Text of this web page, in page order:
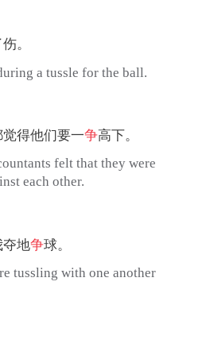
。
a tussle for the ball.
得他们要一争高下。
felt that they were
each other.
夺地争球。
tussling with one another